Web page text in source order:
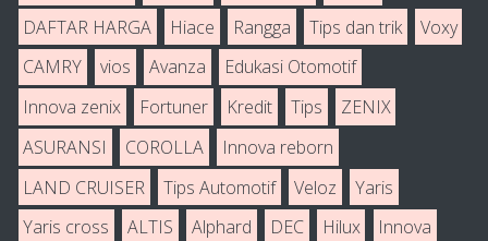
DAFTAR HARGA
Hiace Rangga Tips dan trik
Voxy
CAMRY
vios Avanza
Edukasi Otomotif
Innova zenix
Fortuner Kredit Tips
ZENIX
ASURANSI
COROLLA
Innova reborn
LAND CRUISER
Tips Automotif Veloz
Yaris
Yaris cross
ALTIS Alphard DEC Hilux
Innova